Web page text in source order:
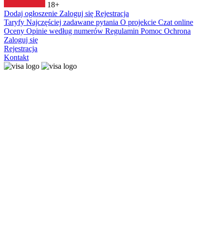
18+
Dodaj ogłoszenie Zaloguj się Rejestracja
Taryfy Najczęściej zadawane pytania O projekcie Czat online
Oceny Opinie według numerów Regulamin Pomoc Ochrona
Zaloguj się
Rejestracja
Kontakt